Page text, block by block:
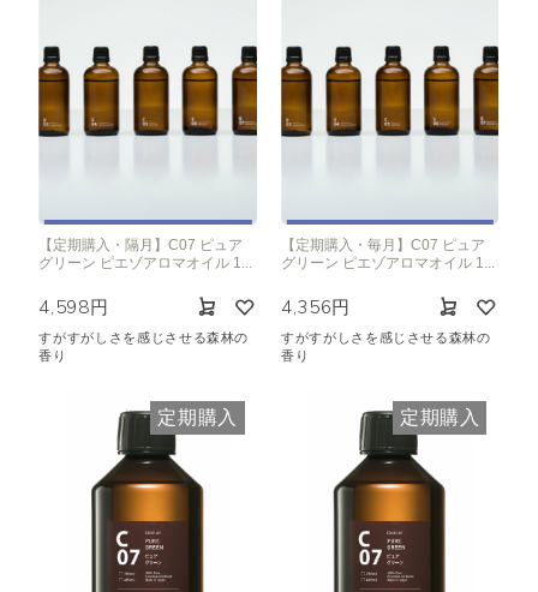
【定期購入・隔月】C07 ピュア
グリーン ピエゾアロマオイル 1...
4,598円
すがすがしさを感じさせる森林の
香り
【定期購入・毎月】C07 ピュア
グリーン ピエゾアロマオイル 1...
4,356円
すがすがしさを感じさせる森林の
香り
定期購入 定期購入